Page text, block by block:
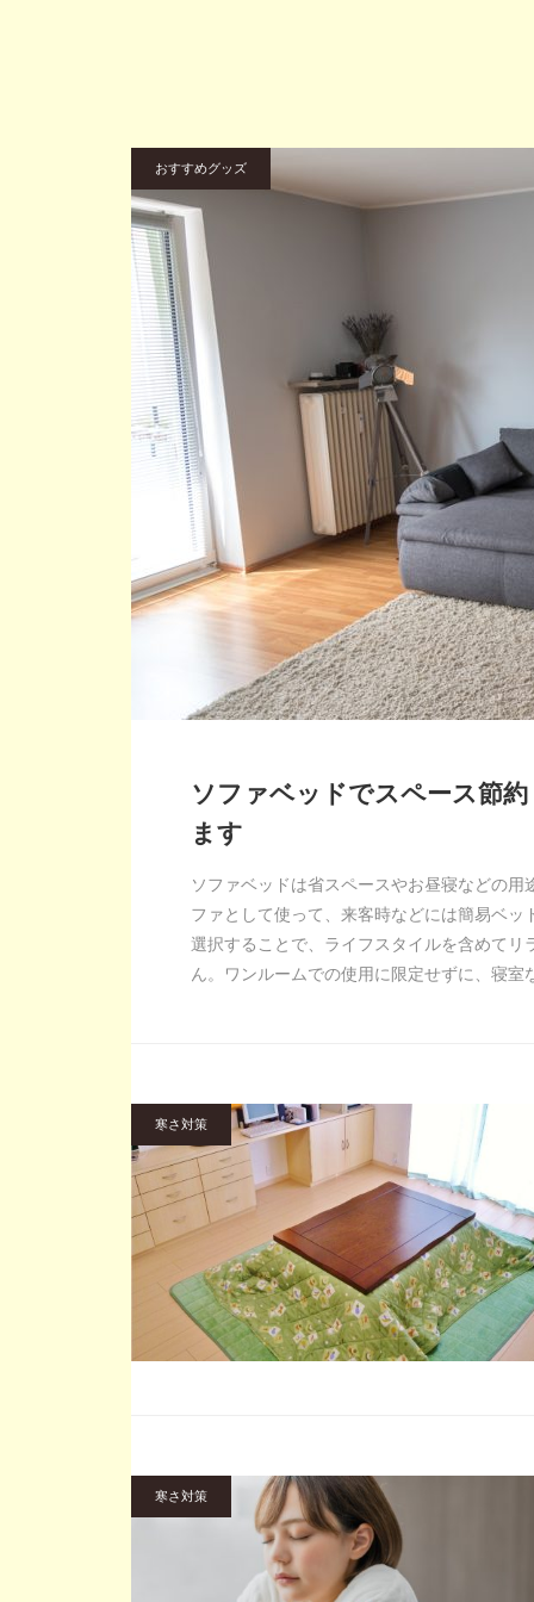
おすすめグッズ
ソファベッドでスペース節
ます
ソファベッドは省スペースやお昼寝などの
ファとして使って、来客時などには簡易ベ
選択することで、ライフスタイルを含めて
ん。ワンルームでの使用に限定せずに、寝
寒さ対策
寒さ対策